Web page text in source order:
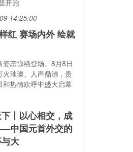
开跑
14:25:00
红 赛场内外 绘就
态惊艳登场。8月8日
璀璨、人声鼎沸，贵
热情欢呼中盛大启幕
丨以心相交，成
中国元首外交的
大